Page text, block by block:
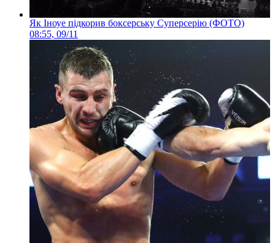
Як Іноуе підкорив боксерську Суперсерію (ФОТО)
08:55, 09/11